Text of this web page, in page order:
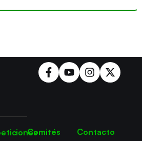
Comités
Contacto